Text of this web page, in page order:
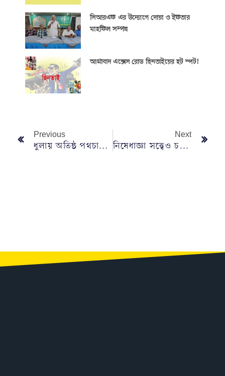
সিআরএফ এর উদ্যোগে দোয়া ও ইফতার
মাহফিল সম্পন্ন
আগ্রাবাদ এক্সেস রোড ছিনতাইয়ের হট স্পট!
Previous
ধুলায় অতিষ্ঠ পথচারীরা
Next
নিষেধাজ্ঞা সত্ত্বেও চলছে তিন চাকার যানবাহন